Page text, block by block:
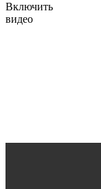
Включить
видео